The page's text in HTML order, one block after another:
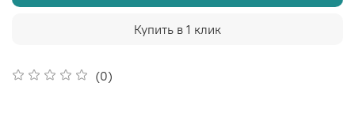
(0)
Купить в 1 клик